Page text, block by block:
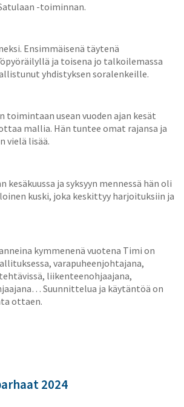
-toiminnan.
Ensimmäisenä täytenä
ja toisena jo talkoilemassa
yhdistyksen soralenkeille.
toimintaan usean vuoden ajan kesät
mallia. Hän tuntee omat rajansa ja
vielä lisää.
ja syksyyn mennessä hän oli
kuski, joka keskittyy harjoituksiin ja
kymmenenä vuotena Timi on
varapuheenjohtajana,
liikenteenohjaajana,
Suunnittelua ja käytäntöä on
ottaen.
2024